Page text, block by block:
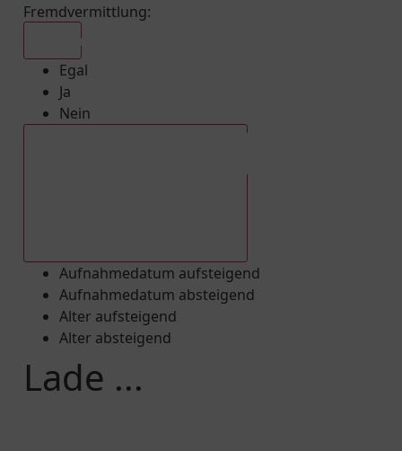
Fremdvermittlung:
Egal
Ja
Nein
Aufnahmedatum aufsteigend
Aufnahmedatum absteigend
Alter aufsteigend
Alter absteigend
Lade ...